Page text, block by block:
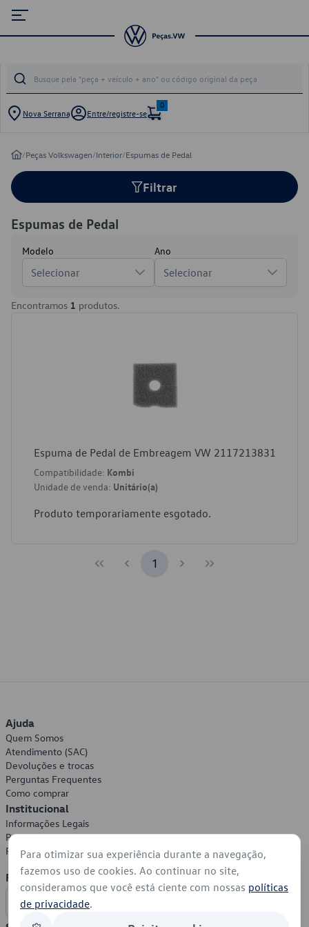
Nova Serrana Entre/registre-se
0
/Peças Volkswagen/Interior/Espumas de Pedal
Filtrar
Espumas de Pedal
Modelo
Selecionar
Ano
Selecionar
Encontramos 1 produtos.
Espuma de Pedal de Embreagem VW 2117213831
Compatibilidade: Kombi
Unidade de venda: Unitário(a)
Produto temporariamente esgotado.
1
Ajuda
Quem Somos
Atendimento (SAC)
Devoluções e trocas
Perguntas Frequentes
Como comprar
Institucional
Informações Legais
Política de Privacidade
Política de Cookies
Formas de Pagamento
Para otimizar sua experiência durante a navegação,
fazemos uso de cookies. Ao continuar no site,
consideramos que você está ciente com nossas políticas
de privacidade.